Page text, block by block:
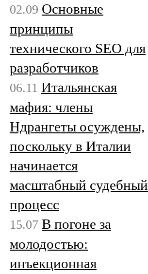
02.09 Основные
принципы
технического SEO для
разработчиков
06.11 Итальянская
мафия: члены
Ндрангеты осуждены,
поскольку в Италии
начинается
масштабный судебный
процесс
15.07 В погоне за
молодостью:
инъекционная